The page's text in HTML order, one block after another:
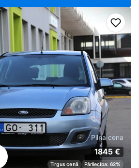
Pilna cena
1845 €
Tirgus cenā Pārliecība: 62%